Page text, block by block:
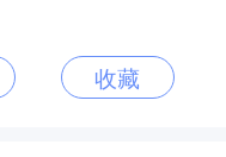
收藏